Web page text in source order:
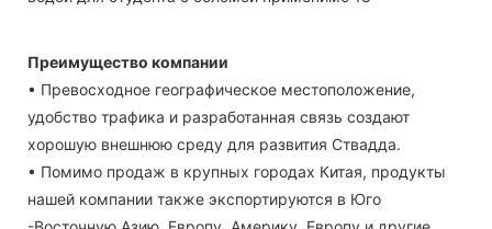
Преимущество компании
• Превосходное географическое местоположение,
удобство трафика и разработанная связь создают
хорошую внешнюю среду для развития Ствадда.
• Помимо продаж в крупных городах Китая, продукты
нашей компании также экспортируются в Юго